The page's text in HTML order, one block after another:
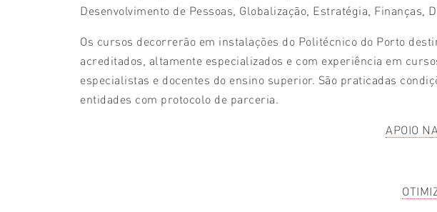
Desenvolvimento de Pessoas, Globalização, Estratégia, Finanças,
Os cursos decorrerão em instalações do Politécnico do Porto
acreditados, altamente especializados e com experiência em
especialistas e docentes do ensino superior. São praticadas
entidades com protocolo de parceria.
APOIO